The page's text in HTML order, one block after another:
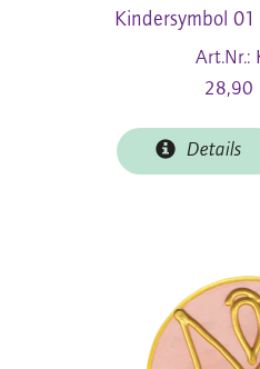
Kindersymbol
Art.Nr.:
28,90
Details